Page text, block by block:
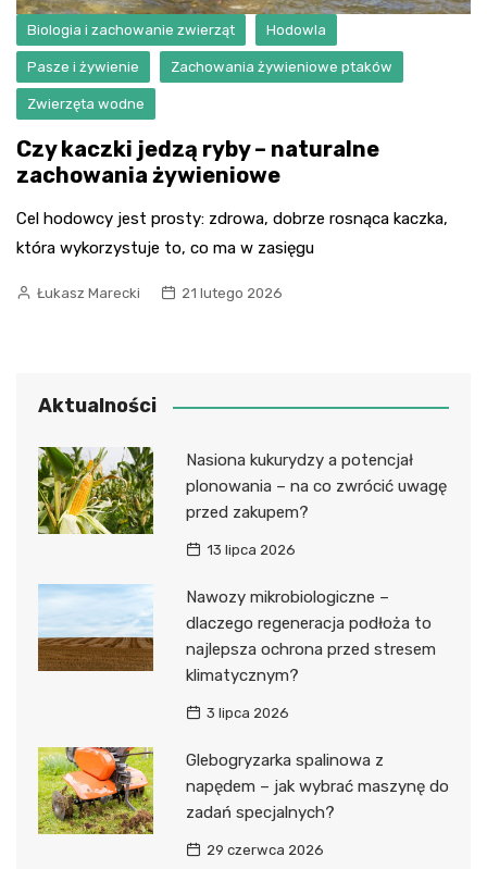
Biologia i zachowanie zwierząt Hodowla
Pasze i żywienie Zachowania żywieniowe ptaków
Zwierzęta wodne
Czy kaczki jedzą ryby – naturalne
zachowania żywieniowe
Cel hodowcy jest prosty: zdrowa, dobrze rosnąca kaczka,
która wykorzystuje to, co ma w zasięgu
Łukasz Marecki 21 lutego 2026
Aktualności
Nasiona kukurydzy a potencjał
plonowania – na co zwrócić uwagę
przed zakupem?
13 lipca 2026
Nawozy mikrobiologiczne –
dlaczego regeneracja podłoża to
najlepsza ochrona przed stresem
klimatycznym?
3 lipca 2026
Glebogryzarka spalinowa z
napędem – jak wybrać maszynę do
zadań specjalnych?
29 czerwca 2026